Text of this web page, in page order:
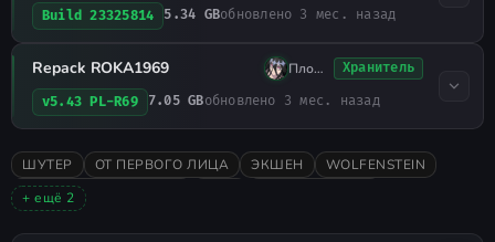
Build 23325814 5.34 GBобновлено 3 мес. назад
Repack ROKA1969 Плохо СпалХранитель
v5.43 PL-R69 7.05 GBобновлено 3 мес. назад
ШУТЕР ОТ ПЕРВОГО ЛИЦА ЭКШЕН
WOLFENSTEIN
НИЗКИЕ ТРЕБОВАНИЯ
+ ещё 2